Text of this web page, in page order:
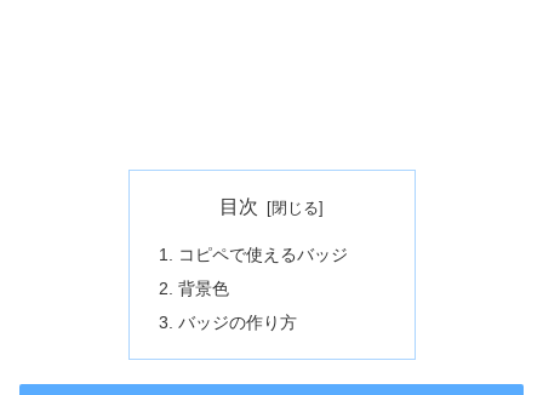
目次
コピペで使えるバッジ
背景色
バッジの作り方